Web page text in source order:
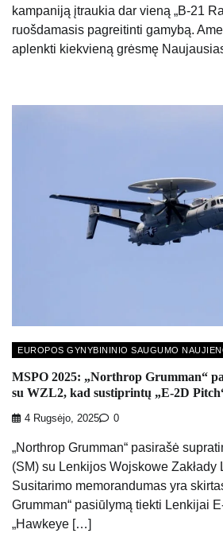
kampaniją įtraukia dar vieną „B-21
ruošdamasis pagreitinti gamybą.
aplenkti kiekvieną grėsmę
EUROPOS GYNYBININIO SAUGUMO
MSPO 2025: „Northrop Grumman“
su WZL2, kad sustiprintų „E-2D
4 Rugsėjo, 2025 0
„Northrop Grumman“ pasirašė
(SM) su Lenkijos Wojskowe Zakłady
Susitarimo memorandumas yra
Grumman“ pasiūlymą tiekti Lenkijai
„Hawkeye […]